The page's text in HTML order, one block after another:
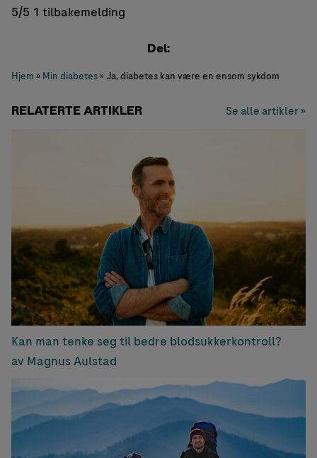
5/5 1 tilbakemelding
Del:
Hjem » Min diabetes» Ja, diabetes kan være en ensom sykdom
RELATERTE ARTIKLER Se alle artikler »
Kan man tenke seg til bedre blodsukkerkontroll?
av Magnus Aulstad